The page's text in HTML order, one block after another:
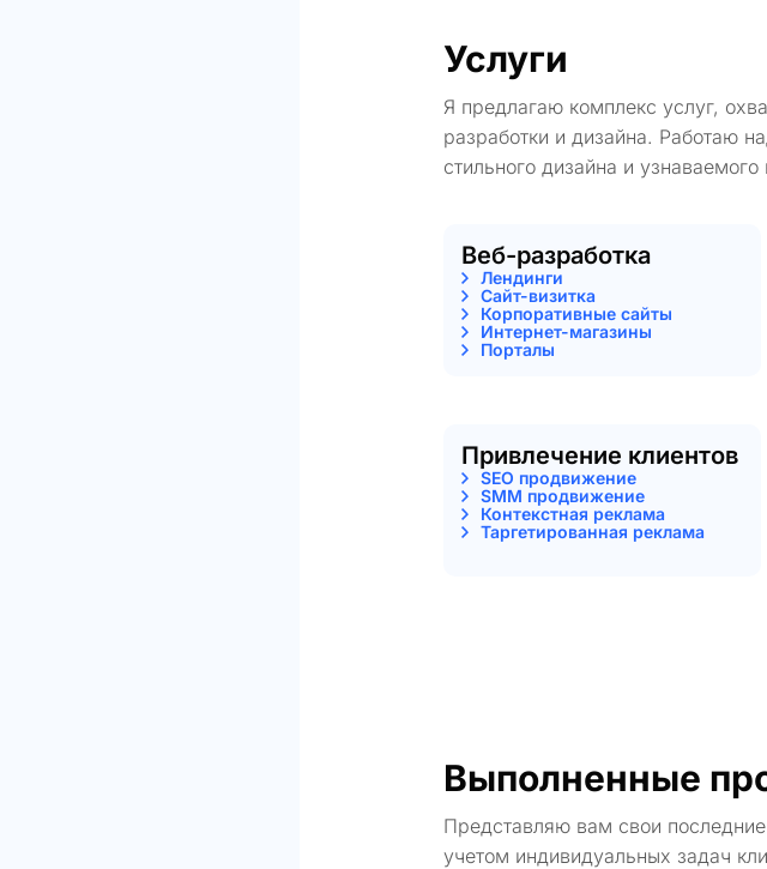
Услуги
Я предлагаю комплекс услуг,
разработки и дизайна. Работаю
стильного дизайна и узнаваемого
Веб-разработка
Лендинги
Сайт-визитка
Корпоративные сайты
Интернет-магазины
Порталы
Привлечение клиентов
SEO продвижение
SMM продвижение
Контекстная реклама
Таргетированная реклама
Выполненные
Представляю вам свои
учетом индивидуальных задач